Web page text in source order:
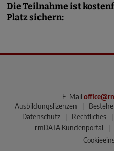
Die Teilnahme ist
Platz sichern:
E-Mail
Ausbildungslizenzen
|
Datenschutz
| Rechtliches |
rmDATA Kundenportal
|